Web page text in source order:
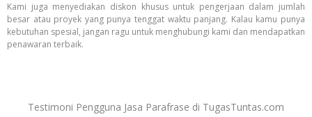
Kami juga menyediakan diskon khusus untuk pengerjaan dalam jumlah
besar atau proyek yang punya tenggat waktu panjang. Kalau kamu punya
kebutuhan spesial, jangan ragu untuk menghubungi kami dan mendapatkan
penawaran terbaik.
Testimoni Pengguna Jasa Parafrase di TugasTuntas.com